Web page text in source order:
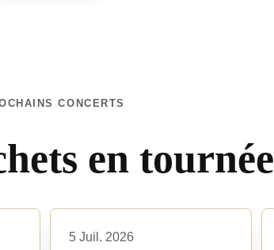
CONCERTS
en tournée
5 Juil. 2026